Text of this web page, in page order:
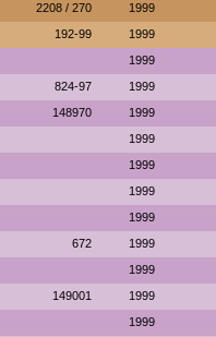
2208 / 270 1999
192-99 1999
1999
824-97 1999
148970 1999
1999
1999
1999
1999
672 1999
1999
149001 1999
1999